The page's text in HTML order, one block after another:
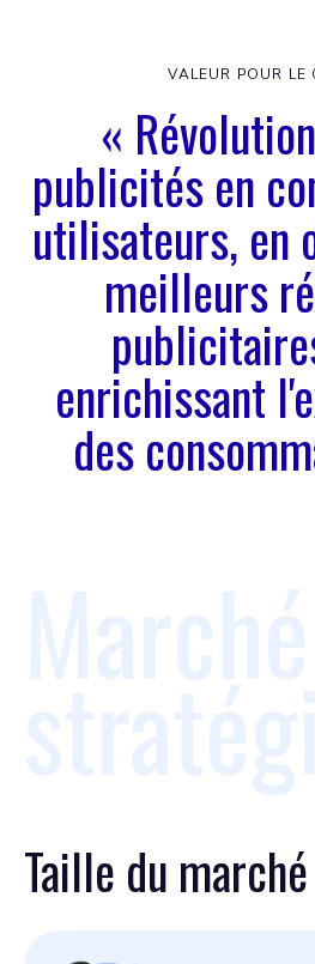
VALEUR POUR LE
«
publicités en
utilisateurs, en
meilleurs
enrichissant
des
Taille du marché